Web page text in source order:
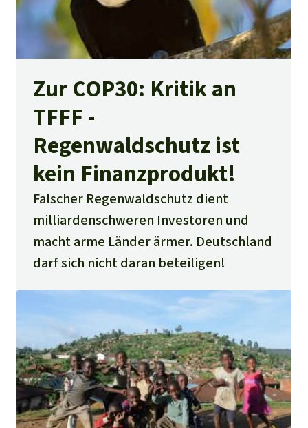
Zur COP30: Kritik an
TFFF -
Regenwaldschutz ist
kein Finanzprodukt!
Falscher Regenwaldschutz dient
milliardenschweren Investoren und
macht arme Länder ärmer. Deutschland
darf sich nicht daran beteiligen!